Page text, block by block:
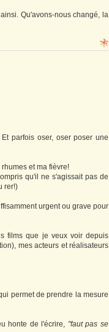
Qu'avons-nous changé, la
parfois oser, oser poser une
et ma fièvre!
qu'il ne s'agissait pas de
rer!)
urgent ou grave pour
films que je veux voir depuis
mes acteurs et réalisateurs
permet de prendre la mesure
honte de l'écrire, "faut pas se